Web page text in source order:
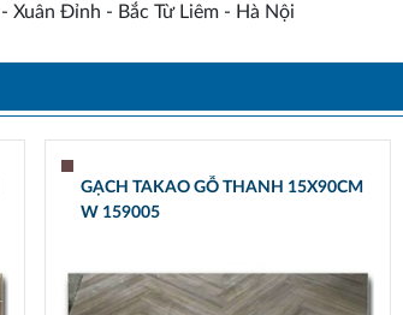
Xuân Đỉnh - Bắc Từ Liêm - Hà Nội
GẠCH TAKAO GỖ THANH 15X90CM
W 159005